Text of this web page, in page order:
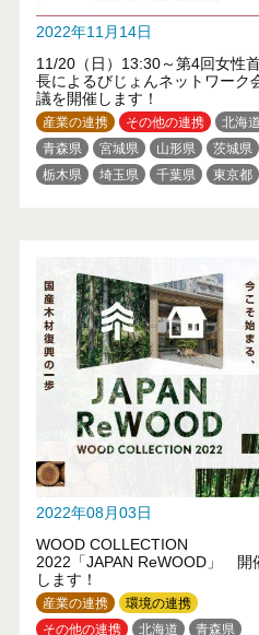
2022年11月14日
11/20（日）13:30～第4回女性
長によるびじょんネットワーク
議を開催します！
産業の連携 その他の連携
北海
青森県
宮城県 山形県
茨城県
栃木県
埼玉県 千葉県
東京都
鳥取県
岡山県 山口県
徳島県
高知県
福岡県
2022年08月03日
WOOD COLLECTION
2022「JAPAN ReWOOD」 開
します！
産業の連携
環境の連携
その他の連携
北海道
青森県